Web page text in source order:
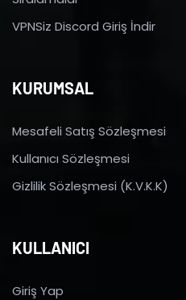
VPNSiz Discord Giriş İndir
KURUMSAL
Mesafeli Satış Sözleşmesi
Kullanıcı Sözleşmesi
Gizlilik Sözleşmesi (K.V.K.K)
KULLANICI
Giriş Yap